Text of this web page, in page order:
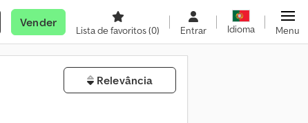
Vender
Lista de favoritos(0) Entrar Idioma Menu
Relevância